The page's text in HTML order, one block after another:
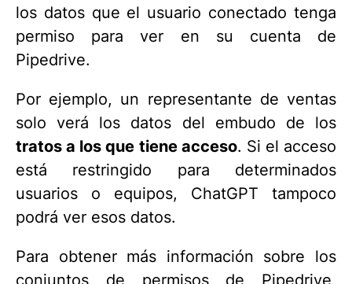
los datos que el usuario conectado tenga
permiso para ver en su cuenta de
Pipedrive.
Por ejemplo, un representante de ventas
solo verá los datos del embudo de los
tratos a los que tiene acceso. Si el acceso
está restringido para determinados
usuarios o equipos, ChatGPT tampoco
podrá ver esos datos.
Para obtener más información sobre los
conjuntos de permisos de Pipedrive,